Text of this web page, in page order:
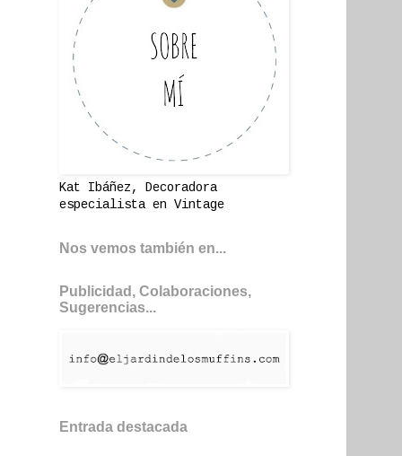
Kat Ibáñez, Decoradora
especialista en Vintage
Nos vemos también en...
Publicidad, Colaboraciones,
Sugerencias...
Entrada destacada